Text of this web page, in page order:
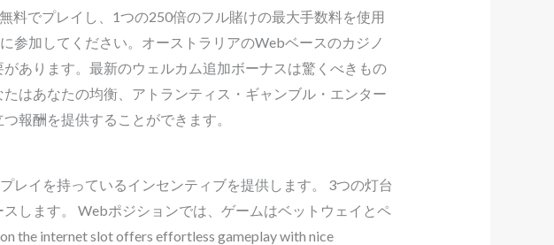
料でプレイし、1つの250倍のフル賭けの最大手数料を使用
参加してください。オーストラリアのWebベースのカジノ
あります。最新のウェルカム追加ボーナスは驚くべきもの
はあなたの均衡、アトランティス・ギャンブル・エンター
報酬を提供することができます。
レイを持っているインセンティブを提供します。 3つの灯台
します。 Webポジションでは、ゲームはベットウェイとペ
the internet slot offers effortless gameplay with nice